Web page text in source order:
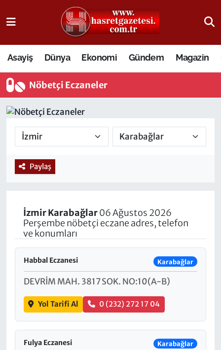
Asayiş Dünya Ekonomi Gündem Magazin
Nöbetçi Eczaneler
Paylaş
İzmirKarabağlar06 Ağustos 2026
Perşembe nöbetçi eczane adres, telefon
ve konumları
Habbal Eczanesi Karabağlar
DEVRİM MAH. 3817 SOK. NO:10(A-B)
Yol Tarifi Al 0 (232) 272 17 04
Fulya Eczanesi Karabağlar
Osmaniye Nöbetçi Eczaneler
Osmaniye Hava Durumu
Osmaniye Trafik Yoğunluk Haritası
Süper Lig Puan Durumu ve Fikstür
Tüm Manşetler
Son Dakika Haberleri